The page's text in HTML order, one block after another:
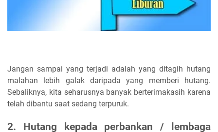
Jangan sampai yang terjadi adalah yang ditagih hutang
malahan lebih galak daripada yang memberi hutang.
Sebaliknya, kita seharusnya banyak berterimakasih karena
telah dibantu saat sedang terpuruk.
2. Hutang kepada perbankan / lembaga